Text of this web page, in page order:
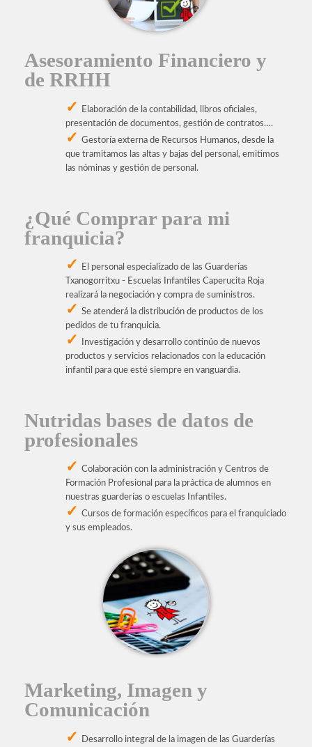
Asesoramiento Financiero y
de RRHH
Elaboración de la contabilidad, libros oficiales,
presentación de documentos, gestión de contratos….
Gestoría externa de Recursos Humanos, desde la
que tramitamos las altas y bajas del personal, emitimos
las nóminas y gestión de personal.
¿Qué Comprar para mi
franquicia?
El personal especializado de las Guarderías
Txanogorritxu - Escuelas Infantiles Caperucita Roja
realizará la negociación y compra de suministros.
Se atenderá la distribución de productos de los
pedidos de tu franquicia.
Investigación y desarrollo continúo de nuevos
productos y servicios relacionados con la educación
infantil para que esté siempre en vanguardia.
Nutridas bases de datos de
profesionales
Colaboración con la administración y Centros de
Formación Profesional para la práctica de alumnos en
nuestras guarderías o escuelas Infantiles.
Cursos de formación específicos para el franquiciado
y sus empleados.
Marketing, Imagen y
Comunicación
Desarrollo integral de la imagen de las Guarderías